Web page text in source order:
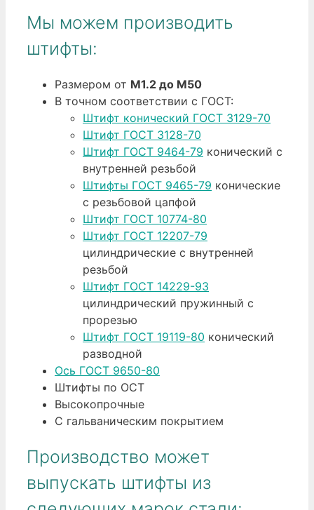
Мы можем производить
штифты:
Размером от М1.2 до М50
В точном соответствии с ГОСТ:
Штифт конический ГОСТ 3129-70
Штифт ГОСТ 3128-70
Штифт ГОСТ 9464-79 конический с
внутренней резьбой
Штифты ГОСТ 9465-79 конические
с резьбовой цапфой
Штифт ГОСТ 10774-80
Штифт ГОСТ 12207-79
цилиндрические с внутренней
резьбой
Штифт ГОСТ 14229-93
цилиндрический пружинный с
прорезью
Штифт ГОСТ 19119-80 конический
разводной
Ось ГОСТ 9650-80
Штифты по ОСТ
Высокопрочные
С гальваническим покрытием
Производство может
выпускать штифты из